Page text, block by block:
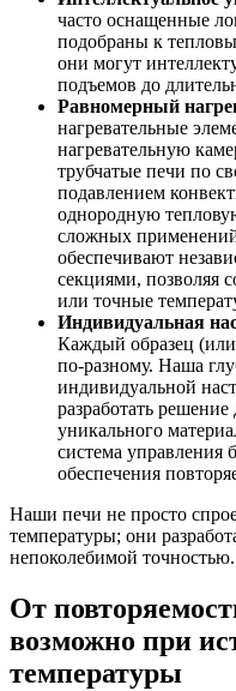
часто оснащенные
подобраны к
они могут
подъемов до
Равномерный
нагревательные
нагревательную
трубчатые печи по
подавлением
однородную
сложных
обеспечивают
секциями, позволяя
или точные
Индивидуальная
Каждый образец (или
по-разному. Наша
индивидуальной
разработать
уникального
система управления
обеспечения
Наши печи не просто
температуры; они
непоколебимой точностью.
От
возможно при
температуры